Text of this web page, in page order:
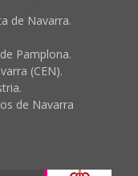
de Navarra.
Pamplona.
(CEN).
de Navarra